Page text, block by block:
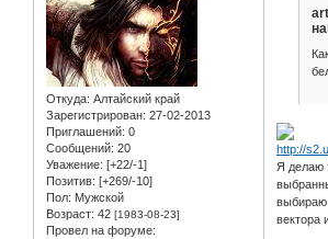
Откуда: Алтайский край
Зарегистрирован: 27-02-2013
Приглашений: 0
Сообщений: 20
Уважение: [+22/-1]
Позитив: [+269/-10]
Пол: Мужской
Возраст: 42 [1983-08-23]
Провел на форуме:
Я делаю
вектора